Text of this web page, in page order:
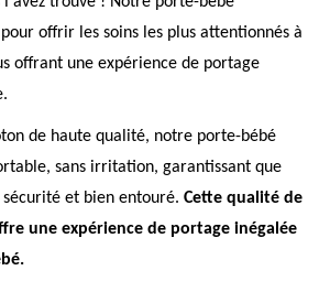
offrir les soins les plus attentionnés à
offrant une expérience de portage
de haute qualité, notre porte-bébé
sans irritation, garantissant que
et bien entouré. Cette qualité de
une expérience de portage inégalée